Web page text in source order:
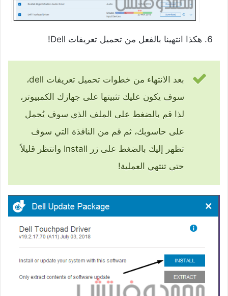
هكذا انتهينا بالفعل من تحميل تعريفات Dell!
بعد الانتهاء من خطوات تحميل تعريفات dell،
سوف يكون عليك تثبيتها على جهازك الكمبيوتر،
لذا قم بالضغط على الملف الذي سوف يُحمل
على حاسوبك، ثم قم من النافذة التي سوف
تظهر إليك بالضغط على زر Install وانتظر قليلاً
حتى تنتهي العملية!